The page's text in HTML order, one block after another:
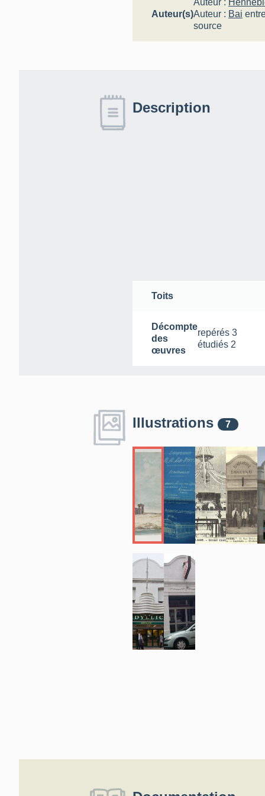
Auteur(s)
Auteur :
Auteur : Bai
source
Description
Toits
Décompte
des
œuvres
repérés 3
étudiés 2
Illustrations 7